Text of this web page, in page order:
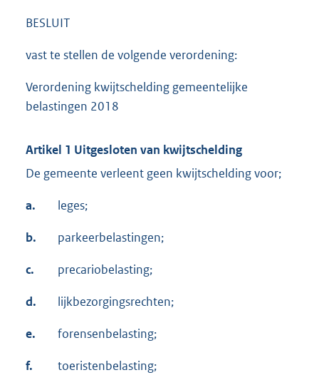
BESLUIT
vast te stellen de volgende verordening:
Verordening kwijtschelding gemeentelijke
belastingen 2018
Artikel 1 Uitgesloten van kwijtschelding
De gemeente verleent geen kwijtschelding voor;
a. leges;
b. parkeerbelastingen;
c. precariobelasting;
d. lijkbezorgingsrechten;
e. forensenbelasting;
f. toeristenbelasting;